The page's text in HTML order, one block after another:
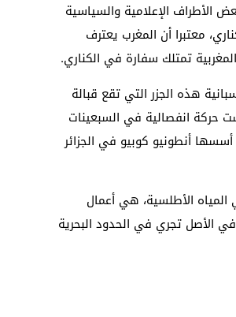
الإعلامية والسياسية
معتبرا أن المغرب يعترف
تمتلك سفارة في الكناري.
هذه الجزر التي تقع قبالة
حركة انفصالية في السبعينات
أنطونيو كوبيو في الجزائر
المياه الأطلسية، هي أعمال
الأصل تجري في الحدود البحرية